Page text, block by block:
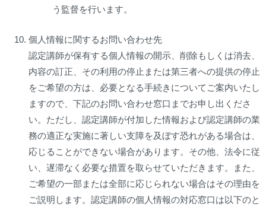
う監督を行います。
個人情報に関するお問い合わせ先
認定講師が保有する個人情報の開示、削除もしくは消去、
内容の訂正、その利用の停止または第三者への提供の停止
をご希望の方は、必要となる手続きについてご案内いたし
ますので、下記のお問い合わせ窓口までお申し出くださ
い。ただし、認定講師が付加した情報および認定講師の業
務の適正な実施に著しい支障を及ぼす恐れがある場合は、
応じることができない場合があります。その他、法令に従
い、遅滞なく必要な措置を取らせていただきます。また、
ご希望の一部または全部に応じられない場合はその理由を
ご説明します。認定講師の個人情報の対応窓口は以下のと